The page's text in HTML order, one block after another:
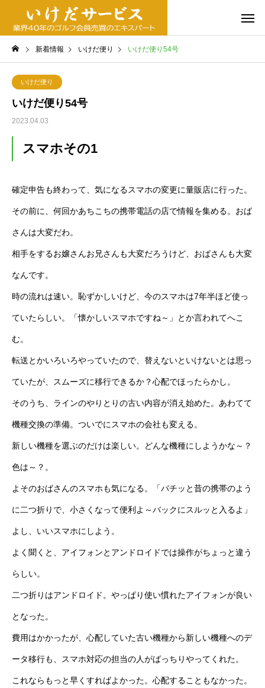
新着情報 いけだ便り いけだ便り54号
いけだ便り
いけだ便り54号
2023.04.03
スマホその1
確定申告も終わって、気になるスマホの変更に量販店に行った。
その前に、何回かあちこちの携帯電話の店で情報を集める。おば
さんは大変だわ。
相手をするお嬢さんお兄さんも大変だろうけど、おばさんも大変
なんです。
時の流れは速い。恥ずかしいけど、今のスマホは7年半ほど使っ
ていたらしい。「懐かしいスマホですね～」とか言われてへこ
む。
転送とかいろいろやっていたので、替えないといけないとは思っ
ていたが、スムーズに移行できるか？心配でほったらかし。
そのうち、ラインのやりとりの古い内容が消え始めた。あわてて
機種交換の準備。ついでにスマホの会社も変える。
新しい機種を選ぶのだけは楽しい。どんな機種にしようかな～？
色は～？。
よそのおばさんのスマホも気になる。「パチッと昔の携帯のよう
に二つ折りで、小さくなって便利よ～バックにスルッと入るよ」
よし、いいスマホにしよう。
よく聞くと、アイフォンとアンドロイドでは操作がちょっと違う
らしい。
二つ折りはアンドロイド。やっぱり使い慣れたアイフォンが良い
となった。
費用はかかったが、心配していた古い機種から新しい機種へのデ
ータ移行も、スマホ対応の担当の人がばっちりやってくれた。
これならもっと早くすればよかった。心配することもなかった。